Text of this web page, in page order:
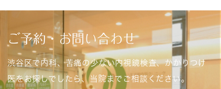
ご予約・お問い合わせ
渋谷区で内科、苦痛の少ない内視鏡検査、かかりつけ
医をお探しでしたら、当院までご相談ください。